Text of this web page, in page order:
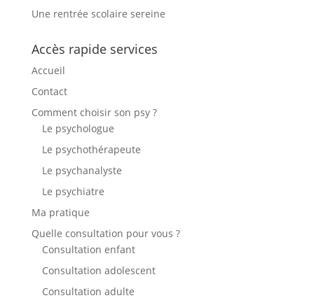
Une rentrée scolaire sereine
Accès rapide services
Accueil
Contact
Comment choisir son psy ?
Le psychologue
Le psychothérapeute
Le psychanalyste
Le psychiatre
Ma pratique
Quelle consultation pour vous ?
Consultation enfant
Consultation adolescent
Consultation adulte